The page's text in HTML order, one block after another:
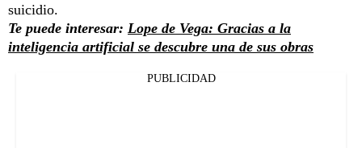
suicidio.
Te puede interesar: Lope de Vega: Gracias a la
inteligencia artificial se descubre una de sus obras
PUBLICIDAD